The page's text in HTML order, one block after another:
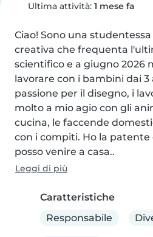
Ultima attività: 1 mese fa
Ciao! Sono una
creativa che frequenta
scientifico e a giugno 2026
lavorare con i bambini dai 3
passione per il disegno, i
molto a mio agio con gli
cucina, le faccende
con i compiti. Ho la
posso venire a casa..
Leggi di più
Caratteristiche
Responsabile